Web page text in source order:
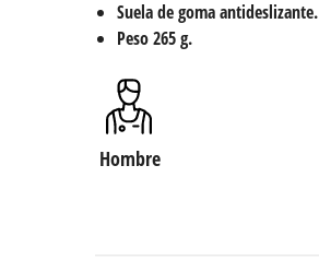
Suela de goma antideslizante.
Peso 265 g.
Hombre